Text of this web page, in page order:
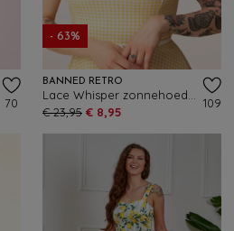
70
- 63%
BANNED RETRO
€ 23,95 € 8,95
109